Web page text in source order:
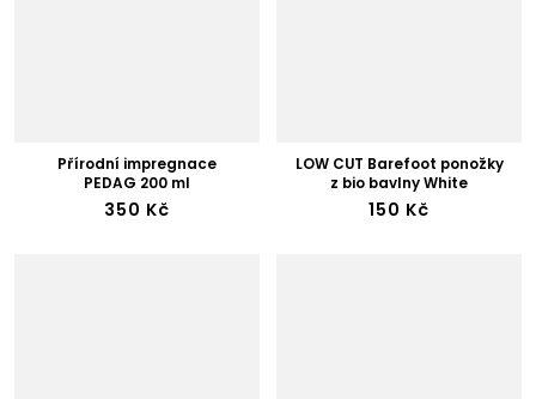
Přírodní impregnace
PEDAG 200 ml
350 Kč
LOW CUT Barefoot ponožky
z bio bavlny White
150 Kč